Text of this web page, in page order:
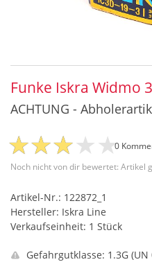
Funke Iskra Widmo
ACHTUNG -
Noch nicht von dir bewertet: Artikel
0
Artikel-Nr.: 122872_1
Hersteller: Iskra Line
Verkaufseinheit: 1 Stück
Gefahrgutklasse: 1.3G (UN